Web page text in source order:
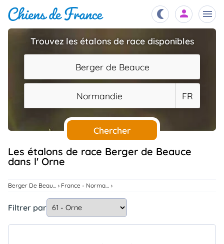
Chiots
Éleveurs
Étalons
Chiens
Services
Assurances
Trouvez les étalons de race disponibles
Berger de Beauce
Normandie FR
Chercher
Les étalons de race Berger de Beauce
dans l' Orne
Berger De Beauce France - Normandie
Filtrer par